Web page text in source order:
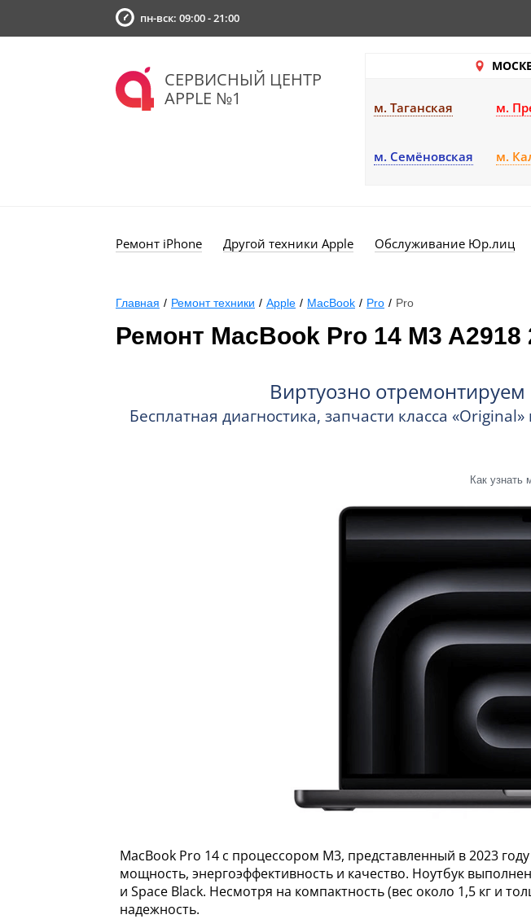
пн-вск: 09:00 - 21:00
СЕРВИСНЫЙ ЦЕНТР
APPLE №1
м. Таганская м.
м. Семёновская м.
Ремонт iPhone Другой техники Apple Обслуживание Юр.лиц
Главная / Ремонт техники / Apple / MacBook / Pro / Pro
Ремонт MacBook Pro 14 M3 A2918
Виртуозно
Бесплатная диагностика, запчасти класса
Как узнать
MacBook Pro 14 с процессором M3, представленный в 2023
мощность, энергоэффективность и качество. Ноутбук
и Space Black. Несмотря на компактность (вес около 1,5 кг и
надежность.